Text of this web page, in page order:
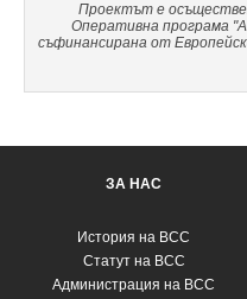
Проектът е
Оперативна програма
съфинансирана от
ЗА НАС
История на ВСС
Статут на ВСС
Администрация на ВСС